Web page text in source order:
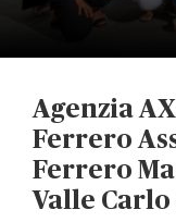
Agenzia
Ferrero
Ferrero
Valle Carlo